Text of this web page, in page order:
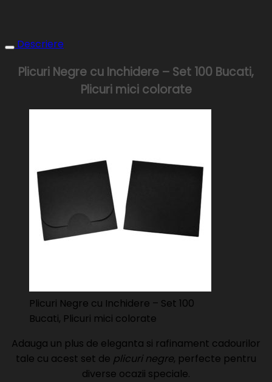
Descriere
Plicuri Negre cu Inchidere – Set 100 Bucati,
Plicuri mici colorate
Plicuri Negre cu Inchidere – Set 100
Bucati, Plicuri mici colorate
Adauga un plus de eleganta si rafinament cadourilor
tale cu acest set de plicuri negre, perfecte pentru
diverse ocazii speciale.